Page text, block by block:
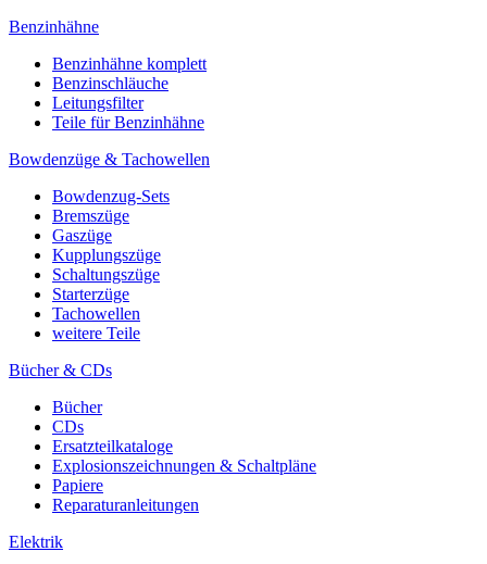
Benzinhähne
Benzinhähne komplett
Benzinschläuche
Leitungsfilter
Teile für Benzinhähne
Bowdenzüge & Tachowellen
Bowdenzug-Sets
Bremszüge
Gaszüge
Kupplungszüge
Schaltungszüge
Starterzüge
Tachowellen
weitere Teile
Bücher & CDs
Bücher
CDs
Ersatzteilkataloge
Explosionszeichnungen & Schaltpläne
Papiere
Reparaturanleitungen
Elektrik